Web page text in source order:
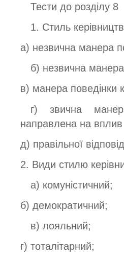
Тести до розділу 8
1. Стиль
а) незвична манера
б) незвична манера
в) манера поведінки
г) звична
направлена на вплив
д) правільної
2. Види стилю
а) комуністичний;
б) демократичний;
в) лояльний;
г) тоталітарний;